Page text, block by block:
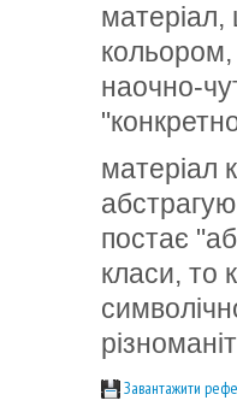
матеріал,
кольо­ром,
наочно-
матеріал
постає
класи, то
Завантажити